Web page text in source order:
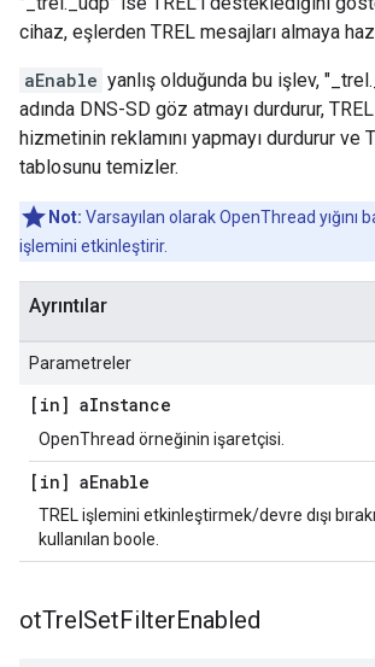
cihaz, eşlerden TREL mesajları almaya
aEnable yanlış olduğunda bu işlev,
adında DNS-SD göz atmayı durdurur,
hizmetinin reklamını yapmayı durdurur ve
tablosunu temizler.
Not: Varsayılan olarak OpenThread yığını
işlemini etkinleştirir.
Ayrıntılar
Parametreler
[in] aInstance
OpenThread örneğinin işaretçisi.
[in] aEnable
TREL işlemini etkinleştirmek/devre dışı
kullanılan boole.
otTrelSetFilterEnabled